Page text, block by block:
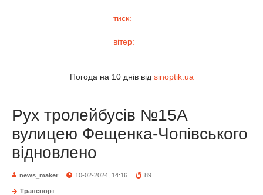
тиск:
вітер:
Погода на 10 днів від sinoptik.ua
Рух тролейбусів №15А
вулицею Фещенка-Чопівського
відновлено
news_maker 10-02-2024, 14:16 89
Транспорт